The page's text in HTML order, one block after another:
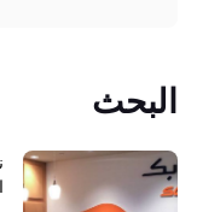
البحث